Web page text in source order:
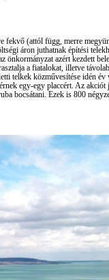
fekvő (attól függ, merre
áron juthatnak építési
önkormányzat azért kezdett
a fiatalokat, illetve
telkek közművesítése idén
egy-egy placcért. Az
bocsátani. Ezek is 800